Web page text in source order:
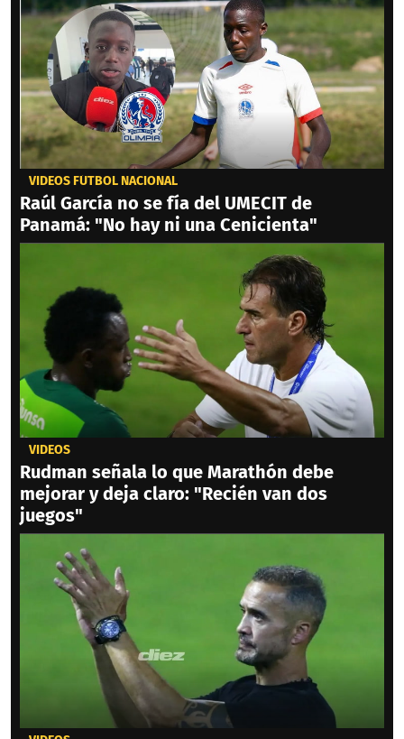
VIDEOS FÚTBOL NACIONAL
Raúl García no se fía del UMECIT de
Panamá: "No hay ni una Cenicienta"
VIDEOS
Rudman señala lo que Marathón debe
mejorar y deja claro: "Recién van dos
juegos"